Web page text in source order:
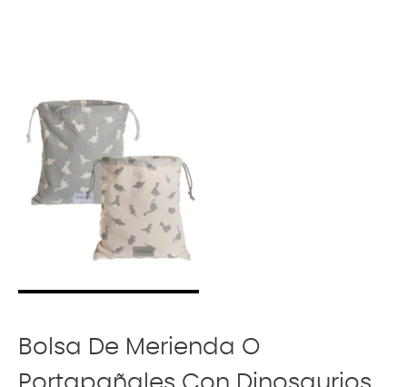
Bolsa De Merienda O
Portapañales Con Dinosaurios